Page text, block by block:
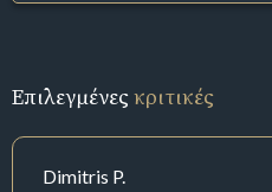
Επιλεγμένεςκριτικές
Dimitris P.